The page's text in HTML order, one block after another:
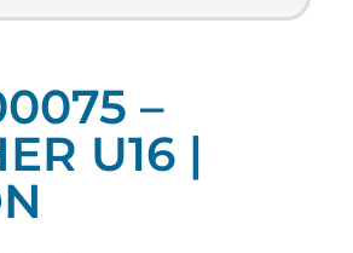
–
U16 |